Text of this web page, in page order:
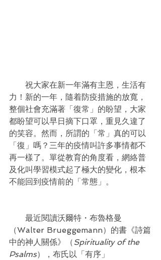
祝大家在新一年滿有主恩，生活有
力！新的一年，隨着防疫措施的放寬，
整個社會充滿著「復常」的盼望，大家
都盼望可以早日摘下口罩，重見久違了
的笑容。然而，所謂的「常」真的可以
「復」嗎？三年的疫情叫許多事情都不
再一樣了。單從教育的角度看，網絡普
及化叫學習模式起了極大的變化，根本
不能回到疫情前的「常態」。
最近閱讀沃爾特・布魯格曼
（Walter Brueggemann）的書《詩篇
中的神人關係》（Spirituality of the
Psalms），布氏以「有序」